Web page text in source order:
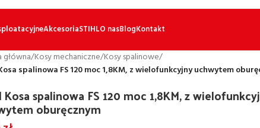
AkcesoriaSTIHLO nasBlogKontakt
główna/Kosy mechaniczne/Kosy spalinowe/
spalinowa FS 120 moc 1,8KM, z wielofunkcyjny uchwytem
spalinowa FS 120 moc 1,8KM, z
oburęcznym